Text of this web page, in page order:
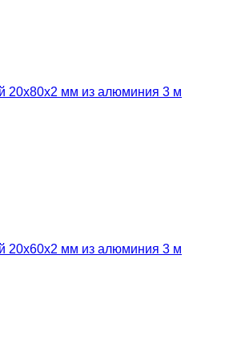
20х80х2 мм из алюминия 3 м
20х60х2 мм из алюминия 3 м